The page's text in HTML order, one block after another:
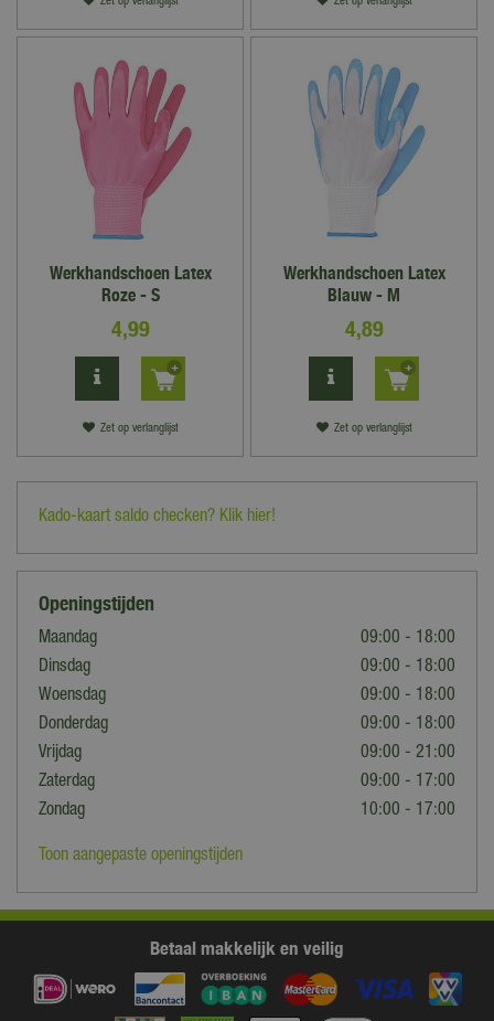
Werkhandschoen Latex
Roze - S
4,99
Zet op verlanglijst
Werkhandschoen Latex
Blauw - M
4,89
Zet op verlanglijst
Kado-kaart saldo checken? Klik hier!
Openingstijden
Maandag
09:00 - 18:00
Dinsdag
09:00 - 18:00
Woensdag
09:00 - 18:00
Donderdag
09:00 - 18:00
Vrijdag
09:00 - 21:00
Zaterdag
09:00 - 17:00
Zondag
10:00 - 17:00
Toon aangepaste openingstijden
Betaal makkelijk en veilig